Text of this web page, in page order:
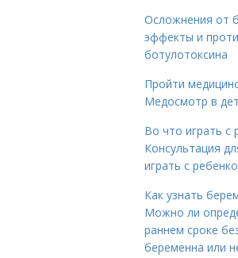
Осложнения от
эффекты и
ботулотоксина
Пройти
Медосмотр в
Во что играть с
Консультация
играть с
Как узнать
Можно ли
раннем сроке
беременна или